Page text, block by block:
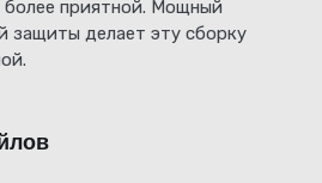
более приятной. Мощный
защиты делает эту сборку